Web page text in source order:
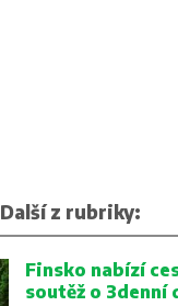
Další z rubriky:
Finsko nabízí
soutěž o 3denní